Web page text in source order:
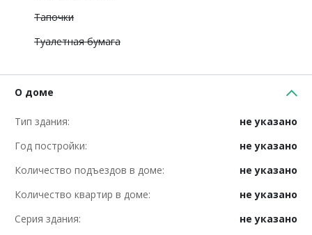
Тапочки
Туалетная бумага
О доме
Тип здания:
не указано
Год постройки:
не указано
Количество подъездов в доме:
не указано
Количество квартир в доме:
не указано
Серия здания:
не указано